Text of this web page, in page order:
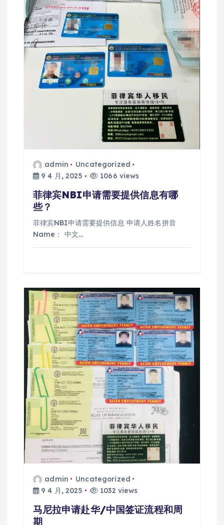
admin
Uncategorized
9 4 月, 2025
1066 views
菲律宾NBI申请需要提供信息有哪
些？
菲律宾NBI申请需要提供信息 申请人姓名拼音
Name： 中文…
admin
Uncategorized
9 4 月, 2025
1032 views
马尼拉申请赴华/中国签证流程和周
期